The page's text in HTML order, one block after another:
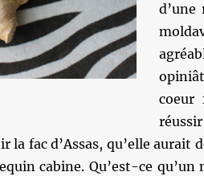
coeur
la fac d’Assas, qu’elle aurait
cabine. Qu’est-ce qu’un